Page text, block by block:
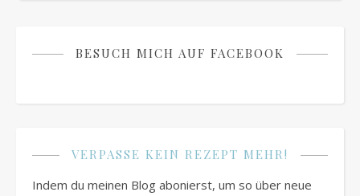
BESUCH MICH AUF FACEBOOK
VERPASSE KEIN REZEPT MEHR!
Indem du meinen Blog abonierst, um so über neue